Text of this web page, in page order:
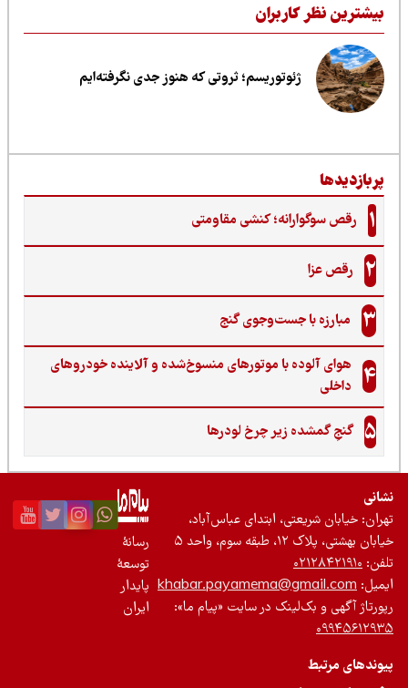
نظر کاربران
ژئوتوریسم؛ ثروتی که هنوز جدی نگرفته‌ایم
رقص سوگوارانه؛ کنشی مقاومتی
رقص عزا
مبارزه با جست‌وجوی گنج‌
هوای آلوده با موتورهای منسوخ‌شده و آلاینده خودروهای
داخلی
گنجِ گمشده زیر چرخ لودرها
خیابان شریعتی، ابتدای عباس‌آباد،
بهشتی، پلاک ۱۲، طبقه سوم، واحد ۵
۰۲۱۲۸۴۲۱۹۱۰
khabar.payamema@gmail.com
آگهی و بک‌لینک در سایت «پیام ما»:
مرتبط
رسانۀ
توسعۀ
پایدار
ایران